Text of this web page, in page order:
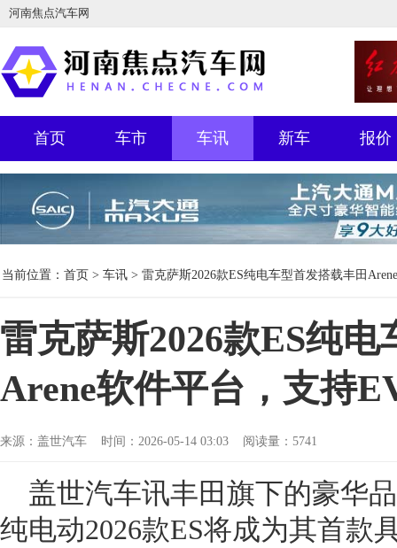
河南焦点汽车网
首页 车市 车讯 新车 报价
当前位置： 首页 > 车讯 > 雷克萨斯2026款ES纯电车型首发搭载丰田
雷克萨斯2026款ES纯
Arene软件平台，支持
来源：盖世汽车 时间：2026-05-14 03:03 阅读量：5741
盖世汽车讯丰田旗下的豪华
纯电动2026款ES将成为其首款